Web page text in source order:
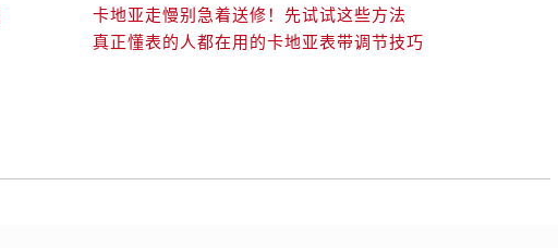
卡地亚走慢别急着送修！先试试这些方法
真正懂表的人都在用的卡地亚表带调节技巧